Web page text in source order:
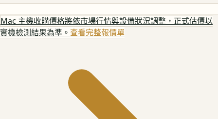
Mac 主機收購價格將依市場行情與設備狀況調整，正式估價以
實機檢測結果為準。 查看完整報價單